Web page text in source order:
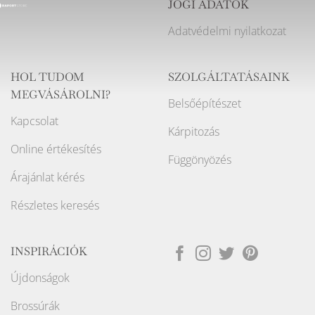
JOGI ADATOK
Adatvédelmi nyilatkozat
HOL TUDOM
MEGVÁSÁROLNI?
Kapcsolat
Online értékesítés
Árajánlat kérés
Részletes keresés
SZOLGÁLTATÁSAINK
Belsőépítészet
Kárpitozás
Függönyözés
INSPIRÁCIÓK
Újdonságok
Brossúrák